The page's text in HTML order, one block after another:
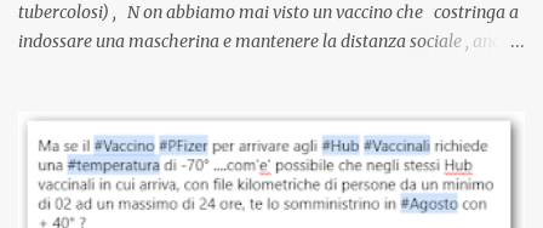
tubercolosi) , N on abbiamo mai visto un vaccino che costringa a
indossare una mascherina e mantenere la distanza sociale , anche
vaccinazione. Non avevamo mai sentito parlare di ricompense,
sconti, incentivi per vaccinarsi. Non avevamo mai visto
discriminazioni per coloro che non l’hanno fatto. Se non sei stato
vaccinato, nessuno aveva prima cercato di farti sentire una